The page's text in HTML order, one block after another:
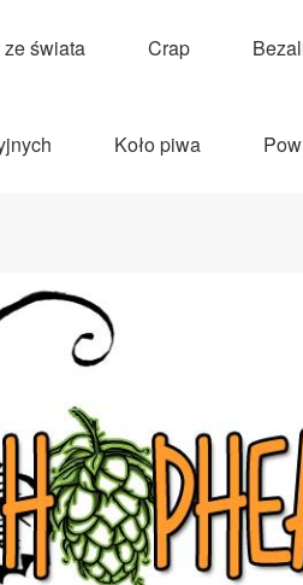
ze świata Crap
Koło piwa